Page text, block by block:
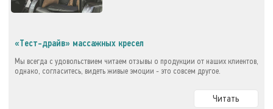
«Тест-драйв» массажных кресел
Мы всегда с удовольствием читаем отзывы о продукции от наших клиентов,
однако, согласитесь, видеть живые эмоции - это совсем другое.
Читать